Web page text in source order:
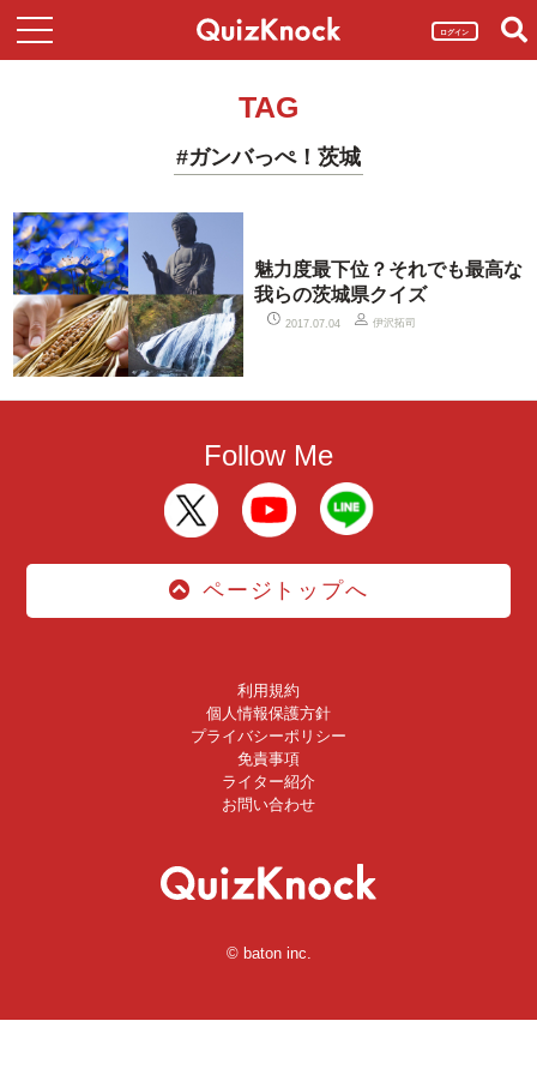
ログイン
TAG
#ガンバっぺ！茨城
魅力度最下位？それでも最高な
我らの茨城県クイズ
2017.07.04 伊沢拓司
Follow Me
ページトップへ
利用規約
個人情報保護方針
プライバシーポリシー
免責事項
ライター紹介
お問い合わせ
© baton inc.